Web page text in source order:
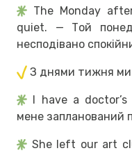
The Monday
quiet. — Той
несподівано
З днями тижня
I have a
мене запланований
She left our art